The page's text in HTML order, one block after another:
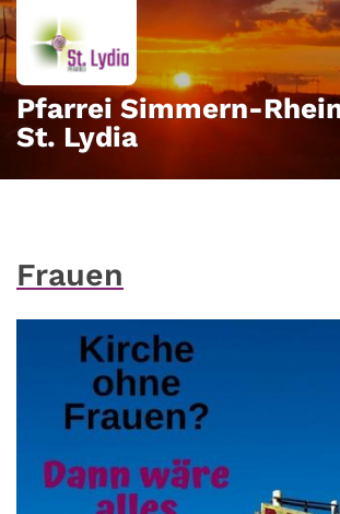
Zum Inhalt springen
Pfarrei Simmern-
St. Lydia
Frauen